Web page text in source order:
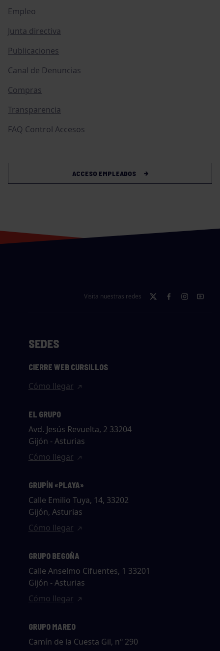
Empleo
Junta directiva
Publicaciones
Canal de Denuncias
Compras
Transparencia
FAQ Control Accesos
ACCESO EMPLEADOS
Visita nuestras redes
SEDES
CIERRE WEB CURSILLOS
Cómo llegar
EL GRUPO
Avd. Jesús Revuelta, 2 33204
Gijón - Asturias
Cómo llegar
GRUPÍN «PLAYA»
Calle Emilio Tuya, 14, 33202
Gijón, Asturias
Cómo llegar
GRUPO BEGOÑA
Calle Anselmo Cifuentes, 1 33201
Gijón - Asturias
Cómo llegar
GRUPO MAREO
Camín de la Cuesta Gil, nº 290